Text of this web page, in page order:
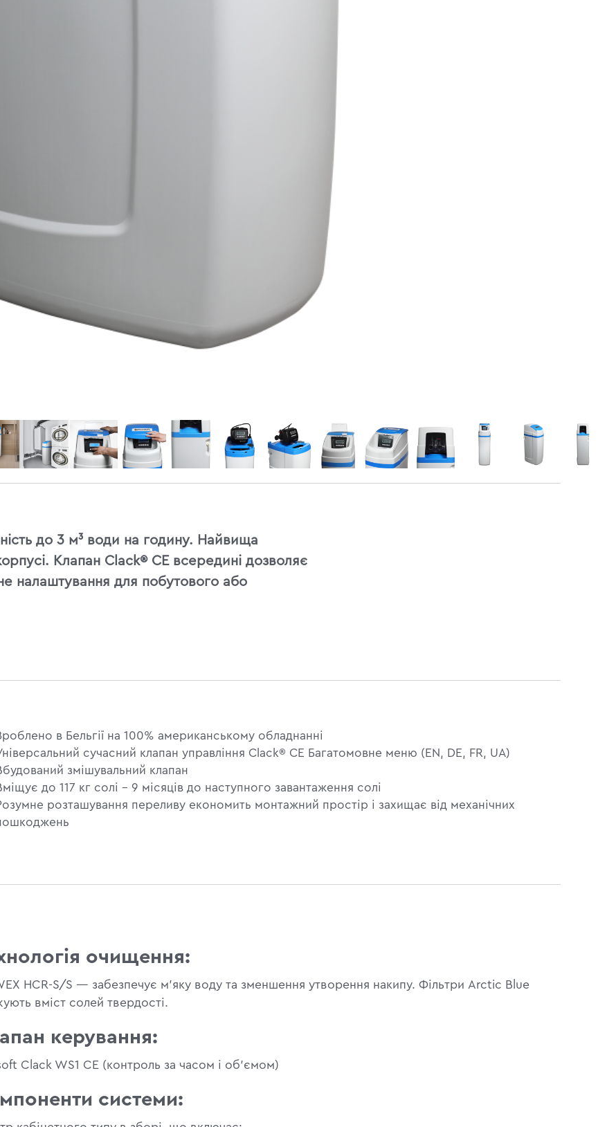
до 3 м³ води на годину. Найвища
Клапан Clack® CE всередині дозволяє
налаштування для побутового або
в Бельгії на 100% американському обладнанні
сучасний клапан управління Сlack® CE Багатомовне меню (EN, DE, FR, UA)
змішувальний клапан
до 117 кг солі - 9 місяців до наступного завантаження солі
розташування переливу економить монтажний простір і захищає від механічних
очищення:
HCR-S/S — забезпечує м'яку воду та зменшення утворення накипу. Фільтри Arctic Blue
вміст солей твердості.
керування:
Clack WS1 CE (контроль за часом і об'ємом)
системи: